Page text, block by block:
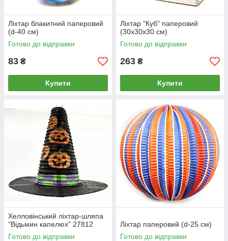
Ліхтар блакитний паперовий
(d-40 см)
Готово до відправки
83 ₴
Купити
Ліхтар "Куб" паперовий
(30х30х30 см)
Готово до відправки
263 ₴
Купити
Хелловінський ліхтар-шляпа
"Відьмин капелюх" 27812
Готово до відправки
Ліхтар паперовий (d-25 см)
Готово до відправки